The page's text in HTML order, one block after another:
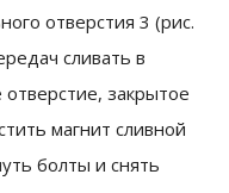
отверстия 3 (рис.
сливать в
закрытое
магнит сливной
болты и снять